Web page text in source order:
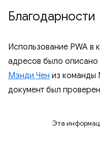
Благодарности
Использование PWA в
адресов было описано
Мэнди Чен из команды
документ был проверен
Эта